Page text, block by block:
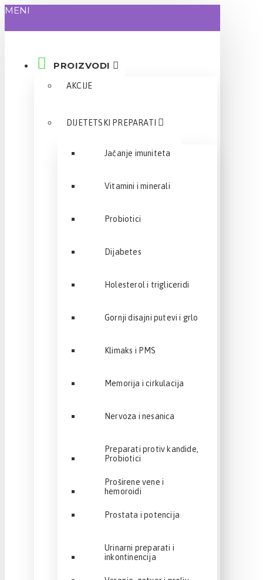
MENI
PROIZVODI
AKCIJE
DIJETETSKI PREPARATI
Jačanje imuniteta
Vitamini i minerali
Probiotici
Dijabetes
Holesterol i trigliceridi
Gornji disajni putevi i grlo
Klimaks i PMS
Memorija i cirkulacija
Nervoza i nesanica
Preparati protiv kandide,
Probiotici
Proširene vene i
hemoroidi
Prostata i potencija
Urinarni preparati i
inkontinencija